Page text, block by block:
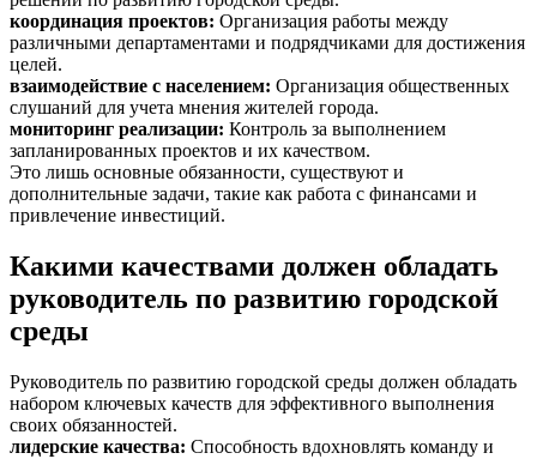
координация проектов: Организация работы между
различными департаментами и подрядчиками для достижения
целей.
взаимодействие с населением: Организация общественных
слушаний для учета мнения жителей города.
мониторинг реализации: Контроль за выполнением
запланированных проектов и их качеством.
Это лишь основные обязанности, существуют и
дополнительные задачи, такие как работа с финансами и
привлечение инвестиций.
Какими качествами должен обладать
руководитель по развитию городской
среды
Руководитель по развитию городской среды должен обладать
набором ключевых качеств для эффективного выполнения
своих обязанностей.
лидерские качества: Способность вдохновлять команду и